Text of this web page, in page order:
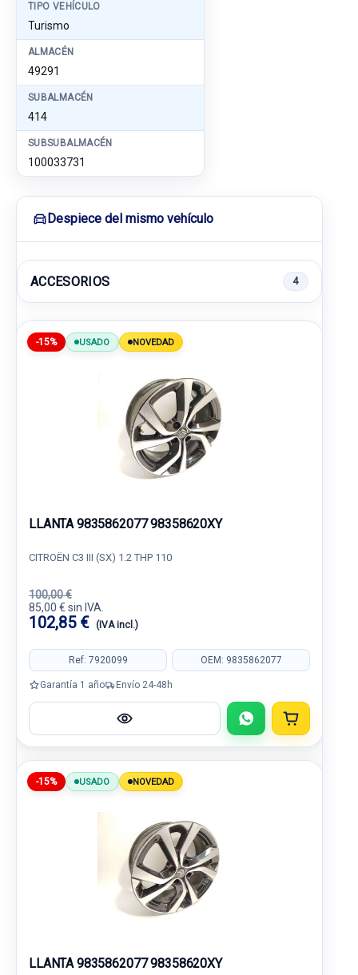
TIPO VEHÍCULO
Turismo
ALMACÉN
49291
SUBALMACÉN
414
SUBSUBALMACÉN
100033731
Despiece del mismo vehículo
ACCESORIOS 4
-15% USADO NOVEDAD
LLANTA 9835862077 98358620XY
CITROËN C3 III (SX) 1.2 THP 110
100,00 €
85,00 € sin IVA.
102,85 € (IVA incl.)
Ref: 7920099 OEM: 9835862077
Garantía 1 año Envío 24-48h
-15% USADO NOVEDAD
LLANTA 9835862077 98358620XY